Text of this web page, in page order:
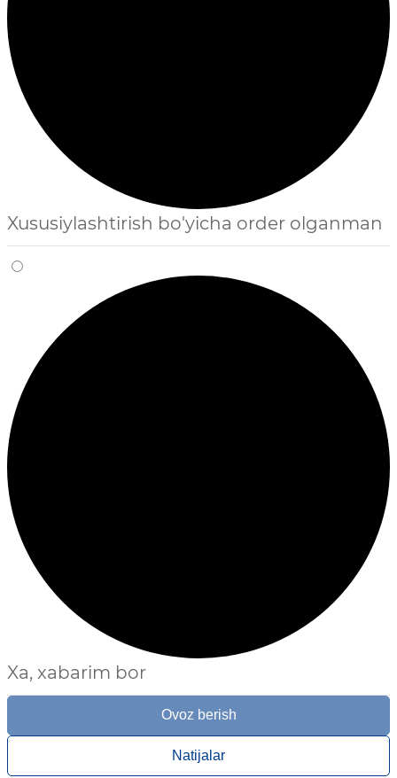
Xususiylashtirish bo'yicha order olganman
Xa, xabarim bor
Ovoz berish
Natijalar